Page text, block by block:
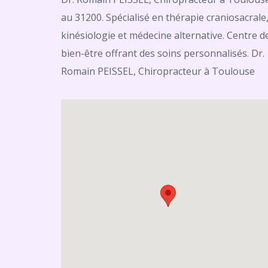
au 31200. Spécialisé en thérapie craniosacrale,
kinésiologie et médecine alternative. Centre
bien-être offrant des soins personnalisés. Dr.
Romain PEISSEL, Chiropracteur à Toulouse